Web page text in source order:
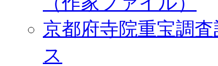
京都府寺院重宝調
ス